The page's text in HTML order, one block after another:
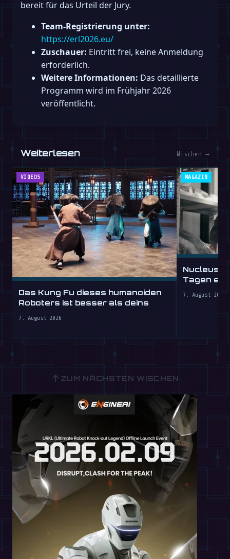
bereit für das Urteil der Jury.
Team-Registrierung unter:
https://erl2026.eu/
Zuschauer: Eintritt frei, keine Anmeldung
erforderlich.
Weitere Informationen: Das detaillierte
Programm wird im Frühjahr 2026
veröffentlicht.
Weiterlesen Wischen →
VIDEOS
Das Kung Fu dieses humanoiden
Roboters ist besser als deins
7. August 2026
MAGAZIN
Nucleus
Tagen
7. August 2026
↑ ZUM NÄCHSTEN WISCHEN